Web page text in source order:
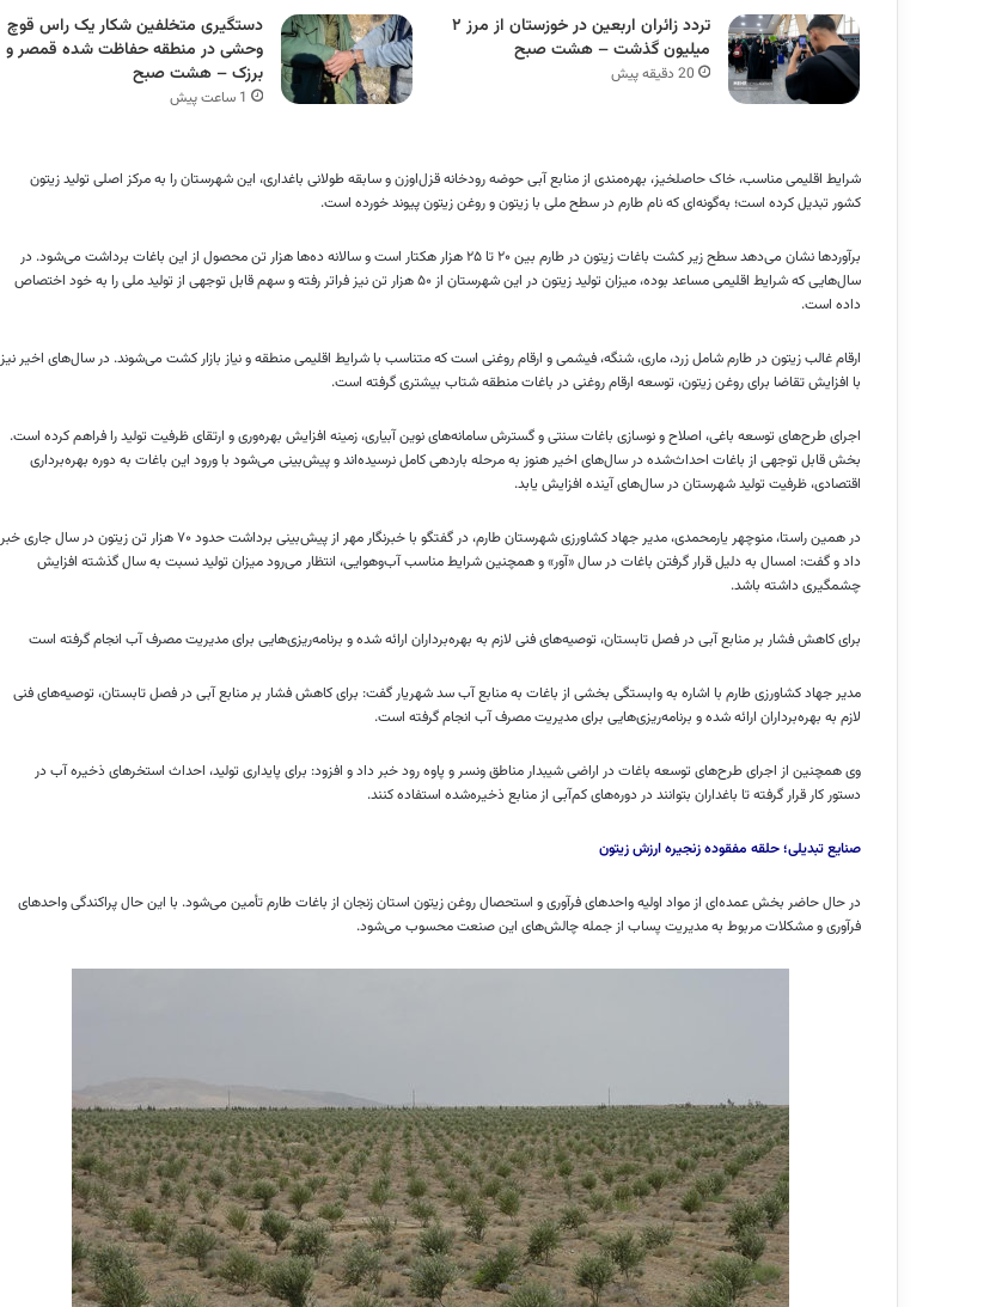
تردد زائران اربعین در خوزستان از مرز ۲
میلیون گذشت – هشت صبح
20 دقیقه پیش
دستگیری متخلفین شکار یک راس قوچ
وحشی در منطقه حفاظت شده قمصر و
برزک – هشت صبح
1 ساعت پیش
شرایط اقلیمی مناسب، خاک حاصلخیز، بهره‌مندی از منابع آبی حوضه رودخانه قزل‌اوزن و سابقه طولانی باغداری، این شهرستان را به مرکز اصلی تولید زیتون
کشور تبدیل کرده است؛ به‌گونه‌ای که نام طارم در سطح ملی با زیتون و روغن زیتون پیوند خورده است.
برآوردها نشان می‌دهد سطح زیر کشت باغات زیتون در طارم بین ۲۰ تا ۲۵ هزار هکتار است و سالانه ده‌ها هزار تن محصول از این باغات برداشت می‌شود. در
سال‌هایی که شرایط اقلیمی مساعد بوده، میزان تولید زیتون در این شهرستان از ۵۰ هزار تن نیز فراتر رفته و سهم قابل توجهی از تولید ملی را به خود اختصاص
داده است.
ارقام غالب زیتون در طارم شامل زرد، ماری، شنگه، فیشمی و ارقام روغنی است که متناسب با شرایط اقلیمی منطقه و نیاز بازار کشت می‌شوند. در سال‌های اخیر نیز
با افزایش تقاضا برای روغن زیتون، توسعه ارقام روغنی در باغات منطقه شتاب بیشتری گرفته است.
اجرای طرح‌های توسعه باغی، اصلاح و نوسازی باغات سنتی و گسترش سامانه‌های نوین آبیاری، زمینه افزایش بهره‌وری و ارتقای ظرفیت تولید را فراهم کرده است.
بخش قابل توجهی از باغات احداث‌شده در سال‌های اخیر هنوز به مرحله باردهی کامل نرسیده‌اند و پیش‌بینی می‌شود با ورود این باغات به دوره بهره‌برداری
اقتصادی، ظرفیت تولید شهرستان در سال‌های آینده افزایش یابد.
در همین راستا، منوچهر یارمحمدی، مدیر جهاد کشاورزی شهرستان طارم، در گفتگو با خبرنگار مهر از پیش‌بینی برداشت حدود ۷۰ هزار تن زیتون در سال جاری خبر
داد و گفت: امسال به دلیل قرار گرفتن باغات در سال «آور» و همچنین شرایط مناسب آب‌وهوایی، انتظار می‌رود میزان تولید نسبت به سال گذشته افزایش
چشمگیری داشته باشد.
برای کاهش فشار بر منابع آبی در فصل تابستان، توصیه‌های فنی لازم به بهره‌برداران ارائه شده و برنامه‌ریزی‌هایی برای مدیریت مصرف آب انجام گرفته است
مدیر جهاد کشاورزی طارم با اشاره به وابستگی بخشی از باغات به منابع آب سد شهریار گفت: برای کاهش فشار بر منابع آبی در فصل تابستان، توصیه‌های فنی
لازم به بهره‌برداران ارائه شده و برنامه‌ریزی‌هایی برای مدیریت مصرف آب انجام گرفته است.
وی همچنین از اجرای طرح‌های توسعه باغات در اراضی شیبدار مناطق ونسر و پاوه رود خبر داد و افزود: برای پایداری تولید، احداث استخرهای ذخیره آب در
دستور کار قرار گرفته تا باغداران بتوانند در دوره‌های کم‌آبی از منابع ذخیره‌شده استفاده کنند.
صنایع تبدیلی؛ حلقه مفقوده زنجیره ارزش زیتون
در حال حاضر بخش عمده‌ای از مواد اولیه واحدهای فرآوری و استحصال روغن زیتون استان زنجان از باغات طارم تأمین می‌شود. با این حال پراکندگی واحدهای
فرآوری و مشکلات مربوط به مدیریت پساب از جمله چالش‌های این صنعت محسوب می‌شود.